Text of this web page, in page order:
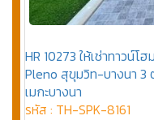
HR 10273 ให้เช่าทาวน์
Pleno สุขุมวิท-บางนา 3
เมกะบางนา
รหัส : TH-SPK-8161